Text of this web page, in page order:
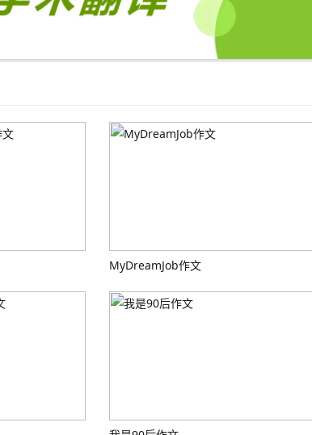
MyDreamJob作文